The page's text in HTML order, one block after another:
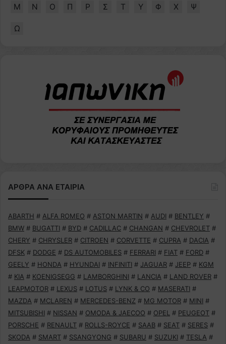
Μ Ν Ο Π Ρ Σ Τ Υ Φ Χ Ψ
Ω
ΑΡΘΡΑ ΑΝΑ ΕΤΑΙΡΙΑ
ABARTH # ALFA ROMEO # ASTON MARTIN # AUDI # BENTLEY #
BMW # BUGATTI # BYD # CADILLAC # CHANGAN # CHEVROLET #
CHERY # CHRYSLER # CITROEN # CORVETTE # CUPRA # DACIA #
DFSK # DODGE # DS AUTOMOBILES # FERRARI # FIAT # FORD #
GEELY # HONDA # HYUNDAI # INFINITI # JAGUAR # JEEP # KGM
# KIA # KOENIGSEGG # LAMBORGHINI # LANCIA # LAND ROVER #
LEAPMOTOR # LEXUS # LOTUS # LYNK & CO # MASERATI #
MAZDA # MCLAREN # MERCEDES-BENZ # MG MOTOR # MINI #
MITSUBISHI # NISSAN # OMODA & JAECOO # OPEL # PEUGEOT #
PORSCHE # RENAULT # ROLLS-ROYCE # SAAB # SEAT # SERES #
SKODA # SMART # SSANGYONG # SUBARU # SUZUKI # TESLA #